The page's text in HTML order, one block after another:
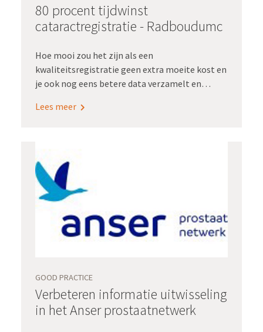
80 procent tijdwinst
cataractregistratie - Radboudumc
Hoe mooi zou het zijn als een
kwaliteitsregistratie geen extra moeite kost en
je ook nog eens betere data verzamelt en
benodigde gegevens zó uit het epd kunt halen,
automatische aanlevering aan de
verduurzaamde kwaliteitsregistratie voor
cataractoperaties tot een vermindering van de
registratielast met maar liefst 80 procent én
tot data van hogere kwaliteit.
Lees meer
GOOD PRACTICE
Verbeteren informatie uitwisseling
in het Anser prostaatnetwerk